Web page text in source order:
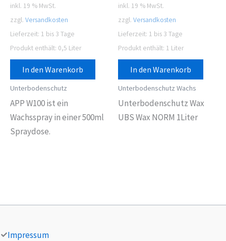
inkl. 19 % MwSt.
zzgl. Versandkosten
Lieferzeit: 1 bis 3 Tage
Produkt enthält: 0,5 Liter
In den Warenkorb
Unterbodenschutz
APP W100 ist ein
Wachsspray in einer 500ml
Spraydose.
inkl. 19 % MwSt.
zzgl. Versandkosten
Lieferzeit: 1 bis 3 Tage
Produkt enthält: 1 Liter
In den Warenkorb
Unterbodenschutz Wachs
Unterbodenschutz Wax
UBS Wax NORM 1Liter
Impressum